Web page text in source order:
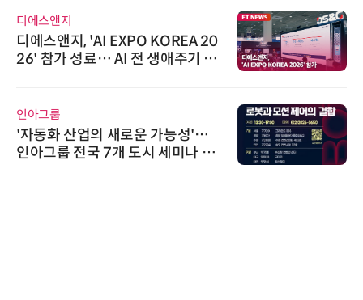
디에스앤지
디에스앤지, 'AI EXPO KOREA 20
26' 참가 성료… AI 전 생애주기 아
인아그룹
'자동화 산업의 새로운 가능성'…
인아그룹 전국 7개 도시 세미나 페